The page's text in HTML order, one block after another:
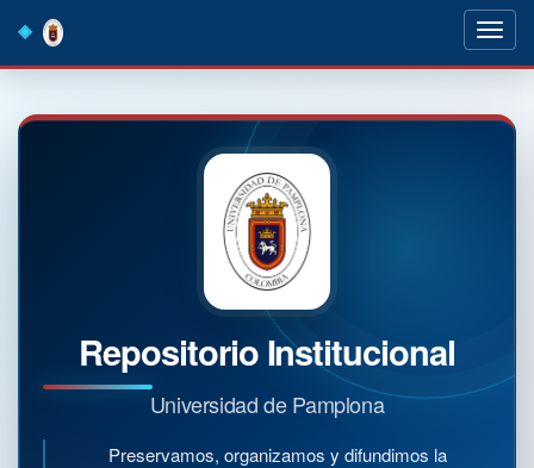
navigation
Repositorio Institucional
Universidad de Pamplona
Preservamos, organizamos y difundimos la